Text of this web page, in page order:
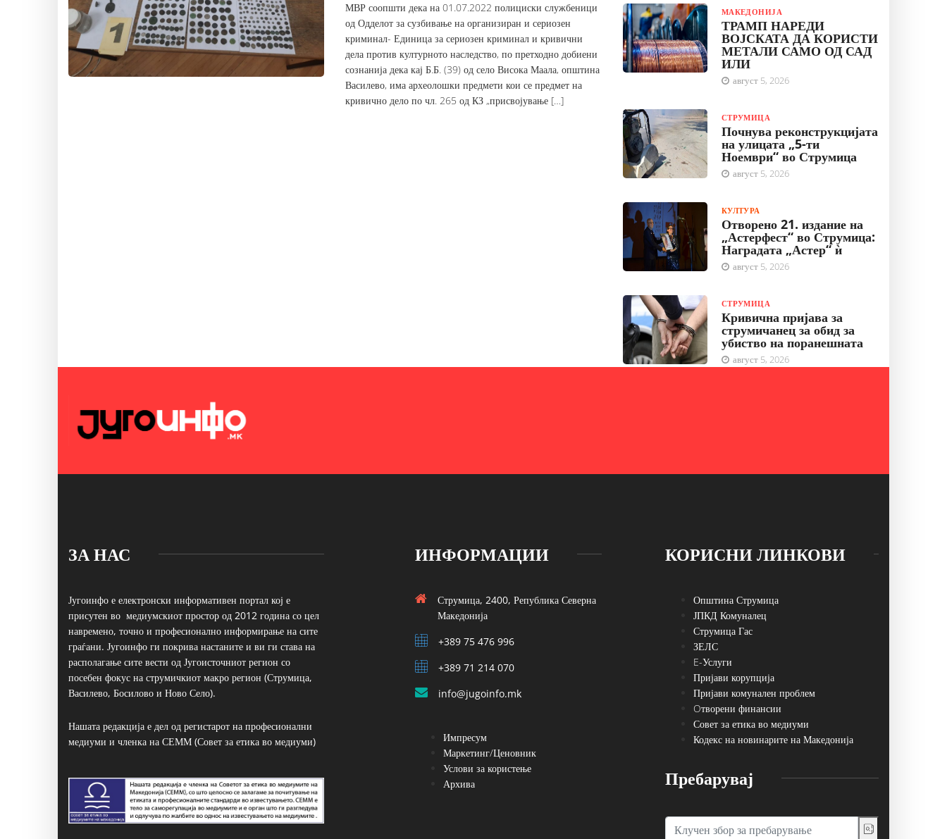
МВР соопшти дека на 01.07.2022 полициски службеници
од Одделот за сузбивање на организиран и сериозен
криминал- Единица за сериозен криминал и кривични
дела против културното наследство, по претходно добиени
сознанија дека кај Б.Б. (39) од село Висока Маала, општина
Василево, има археолошки предмети кои се предмет на
кривично дело по чл. 265 од КЗ „присвојување […]
МАКЕДОНИЈА
ТРАМП НАРЕДИ
ВОЈСКАТА ДА КОРИСТИ
МЕТАЛИ САМО ОД САД
ИЛИ
август 5, 2026
СТРУМИЦА
Почнува реконструкцијата
на улицата „5-ти
Ноември“ во Струмица
август 5, 2026
КУЛТУРА
Отворено 21. издание на
„Астерфест“ во Струмица:
Наградата „Астер“ ѝ
август 5, 2026
СТРУМИЦА
Кривична пријава за
струмичанец за обид за
убиство на поранешната
август 5, 2026
ЗА НАС
Југоинфо е електронски информативен портал кој е
присутен во медиумскиот простор од 2012 година со цел
навремено, точно и професионално информирање на сите
граѓани. Југоинфо ги покрива настаните и ви ги става на
располагање сите вести од Југоисточниот регион со
посебен фокус на струмичкиот макро регион (Струмица,
Василево, Босилово и Ново Село).
Нашата редакција е дел од регистарот на професионални
медиуми и членка на СЕММ (Совет за етика во медиуми)
ИНФОРМАЦИИ
Струмица, 2400, Република Северна
Македонија
+389 75 476 996
+389 71 214 070
info@jugoinfo.mk
Импресум
Маркетинг/Ценовник
Услови за користење
Архива
КОРИСНИ ЛИНКОВИ
Општина Струмица
ЈПКД Комуналец
Струмица Гас
ЗЕЛС
E-Услуги
Пријави корупција
Пријави комунален проблем
Oтворени финансии
Совет за етика во медиуми
Кодекс на новинарите на Македонија
Пребарувај